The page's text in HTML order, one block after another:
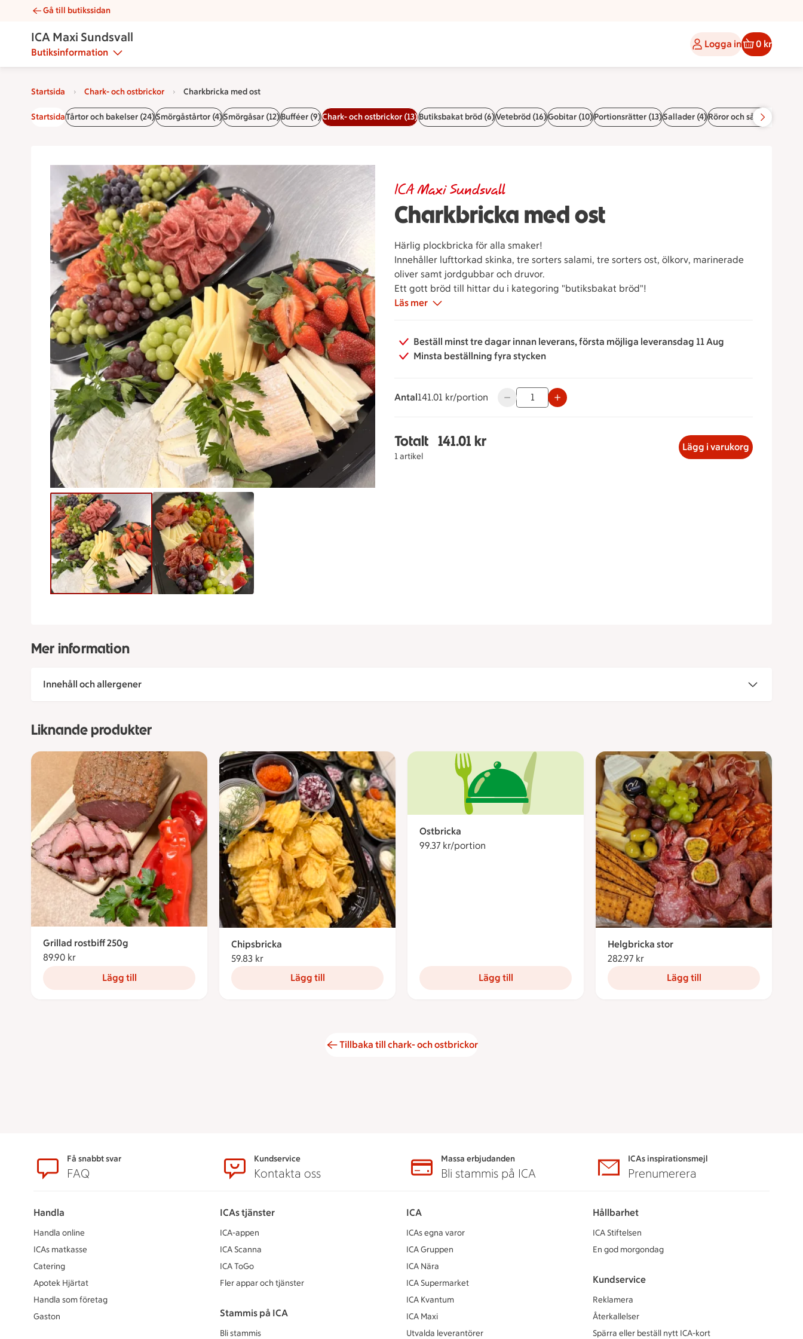
Charkbricka med ost | Catering ICA Maxi Sundsvall
Gå till butikssidan
ICA Maxi Sundsvall
Butiksinformation
Logga in 0 kr
Startsida Chark- och ostbrickor Charkbricka med ost
StartsidaTårtor och bakelser (24)Smörgåstårtor (4)Smörgåsar (12)Bufféer (9)Chark- och ostbrickor (13)Butiksbakat bröd (6)Vetebröd (16)Gobitar (10)Portionsrätter (13)Sallader (4)Röror och såser (4)
Charkbricka med ost
ICA Maxi Sundsvall
Härlig plockbricka för alla smaker!
Innehåller lufttorkad skinka, tre sorters salami, tre sorters ost, ölkorv, marinerade
oliver samt jordgubbar och druvor.
Ett gott bröd till hittar du i kategoring "butiksbakat bröd"!
Läs mer
Beställ minst tre dagar innan leverans, första möjliga leveransdag 11 Aug
Minsta beställning fyra stycken
Antal
141.01 kronor per portion
141.01 kr/portion Använd knapparna för att minska eller öka värdet, eller ange ett
Totalt
1 artikel
Totalt 1 stycken Charkbricka med ost, 141.01 kronor
141.01 kr Lägg i varukorg
Mer information
Innehåll och allergener
Liknande produkter
Grillad rostbiff 250g
89.90 kr
Lägg till
Chipsbricka
59.83 kr
Lägg till
Ostbricka
99.37 kr/portion
Lägg till
Helgbricka stor
282.97 kr
Lägg till
Tillbaka till chark- och ostbrickor
SidfotFå snabbt svar
FAQ
Kundservice
Kontakta oss
Massa erbjudanden
Bli stammis på ICA
ICAs inspirationsmejl
Prenumerera
Handla
Handla online
ICAs matkasse
Catering
Apotek Hjärtat
Handla som företag
Gaston
ICAs tjänster
ICA-appen
ICA Scanna
ICA ToGo
Fler appar och tjänster
Stammis på ICA
Bli stammis
ICA
ICAs egna varor
ICA Gruppen
ICA Nära
ICA Supermarket
ICA Kvantum
ICA Maxi
Utvalda leverantörer
Hållbarhet
ICA Stiftelsen
En god morgondag
Kundservice
Reklamera
Återkallelser
Spärra eller beställ nytt ICA-kort